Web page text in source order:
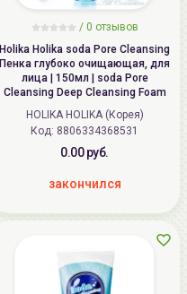
/ 0 отзывов
Holika Holika soda Pore Cleansing
Пенка глубоко очищающая, для
лица | 150мл | soda Pore
Cleansing Deep Cleansing Foam
HOLIKA HOLIKA (Корея)
Код: 8806334368531
0.00 руб.
закончился